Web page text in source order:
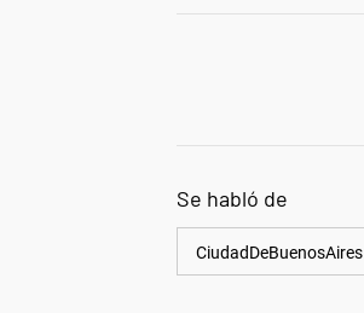
Se habló de
CiudadDeBuenosAires